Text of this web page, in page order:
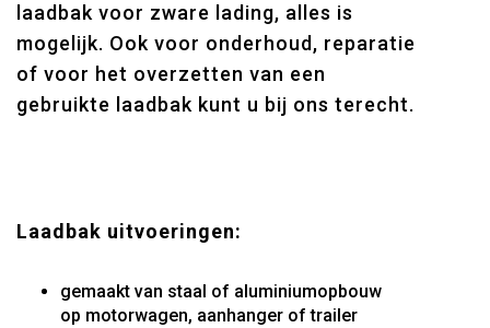
laadbak voor zware lading, alles is
mogelijk. Ook voor onderhoud, reparatie
of voor het overzetten van een
gebruikte laadbak kunt u bij ons terecht.
Laadbak uitvoeringen:
gemaakt van staal of aluminiumopbouw
op motorwagen, aanhanger of trailer